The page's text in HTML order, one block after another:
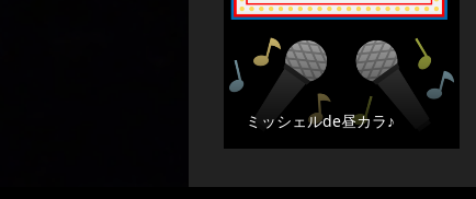
ミッシェルde昼カラ♪